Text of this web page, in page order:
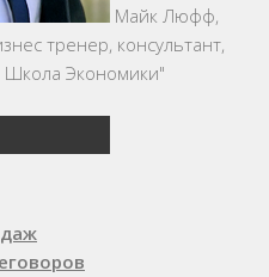
Майк Люфф,
тренер, консультант,
Экономики"